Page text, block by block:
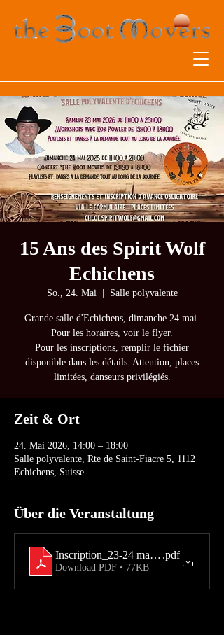
15 Ans des Spirit Wolf
Echichens
So., 24. Mai
  |
Salle polyvalente
Grande salle d'Echichens, dimanche 24 mai.
Pour les horaires, voir le flyer.
Pour les inscriptions, remplir le fichier
disponible dans les détails. Attention, places
limitées, danseurs privilégiés.
Zeit & Ort
24. Mai 2026, 14:00 – 18:00
Salle polyvalente, Rte de Saint-Fiacre 5, 1112
Echichens, Suisse
Über die Veranstaltung
Inscription_23-24 mai Echichens_15
.pdf
Download PDF • 77KB